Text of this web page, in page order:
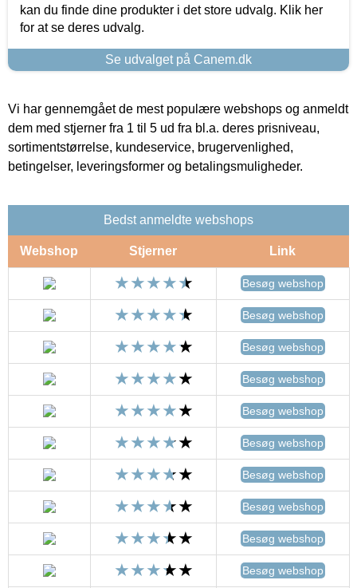
kan du finde dine produkter i det store udvalg. Klik her
for at se deres udvalg.
Se udvalget på Canem.dk
Vi har gennemgået de mest populære webshops og anmeldt
dem med stjerner fra 1 til 5 ud fra bl.a. deres prisniveau,
sortimentstørrelse, kundeservice, brugervenlighed,
betingelser, leveringsformer og betalingsmuligheder.
Bedst anmeldte webshops
Webshop Stjerner Link
Besøg webshop
Besøg webshop
Besøg webshop
Besøg webshop
Besøg webshop
Besøg webshop
Besøg webshop
Besøg webshop
Besøg webshop
Besøg webshop